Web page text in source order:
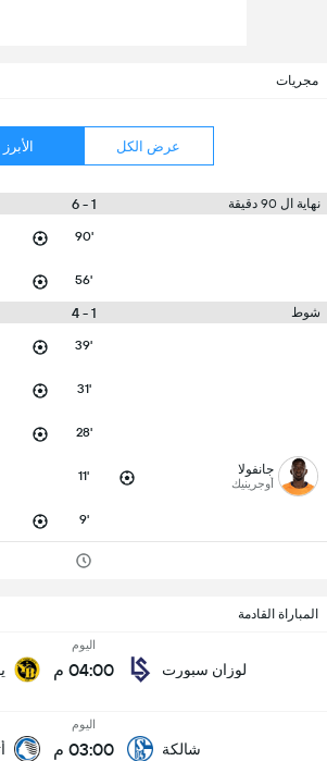
مجريات
عرض الكل الأبرز
نهاية ال 90 دقيقة 1 - 6
90'
56'
شوط 1 - 4
39'
31'
28'
جانفولا
أوجرينيك 11'
9'
المباراة القادمة
لوزان سبورت
اليوم
04:00 م
شالكة
اليوم
03:00 م